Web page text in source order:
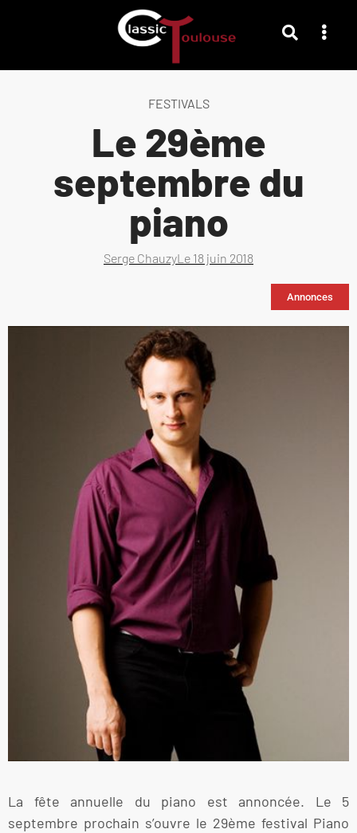
FESTIVALS
Le 29ème
septembre du
piano
Serge ChauzyLe 18 juin 2018
Annonces
La fête annuelle du piano est annoncée. Le 5
septembre prochain s’ouvre le 29ème festival Piano